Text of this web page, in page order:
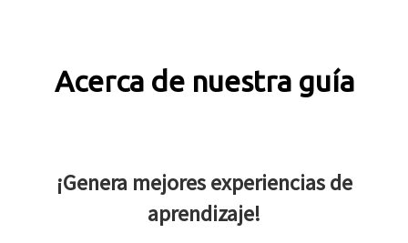
Acerca de nuestra guía
¡Genera mejores experiencias de
aprendizaje!